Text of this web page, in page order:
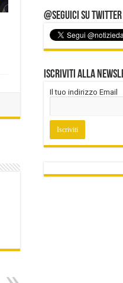
@Seguici su Twitter
Iscriviti alla
Il tuo indirizzo Email